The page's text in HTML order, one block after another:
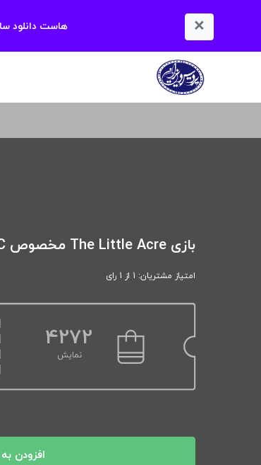
× هاست دانلود
بازی The Little Acre مخصوص PC
امتیاز مشتریان: 1 از 1 رای
4272
نمایش
افزودن